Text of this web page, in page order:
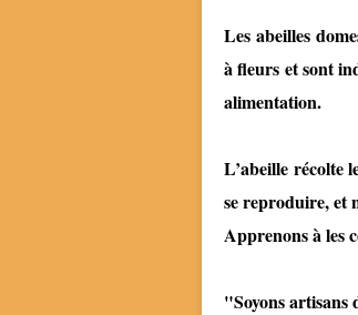
Les abeilles
à fleurs et sont
alimentation.
L’abeille récolte
se reproduire, et
Apprenons à les
"Soyons